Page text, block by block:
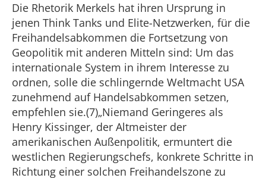
Die Rhetorik Merkels hat ihren Ursprung in
jenen Think Tanks und Elite-Netzwerken, für die
Freihandelsabkommen die Fortsetzung von
Geopolitik mit anderen Mitteln sind: Um das
internationale System in ihrem Interesse zu
ordnen, solle die schlingernde Weltmacht USA
zunehmend auf Handelsabkommen setzen,
empfehlen sie.(7)„Niemand Geringeres als
Henry Kissinger, der Altmeister der
amerikanischen Außenpolitik, ermuntert die
westlichen Regierungschefs, konkrete Schritte in
Richtung einer solchen Freihandelszone zu